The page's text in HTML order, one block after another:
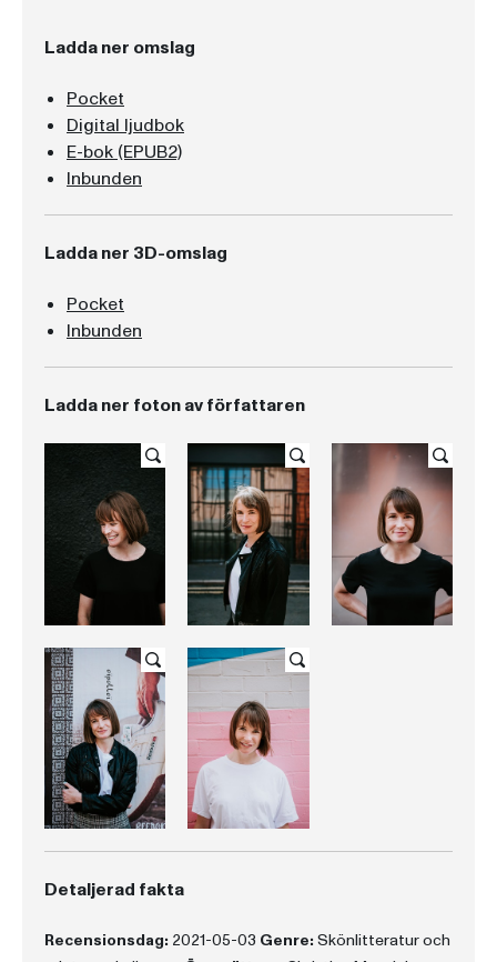
Ladda ner omslag
Pocket
Digital ljudbok
E-bok (EPUB2)
Inbunden
Ladda ner 3D-omslag
Pocket
Inbunden
Ladda ner foton av författaren
Detaljerad fakta
Recensionsdag: 2021-05-03 Genre: Skönlitteratur och